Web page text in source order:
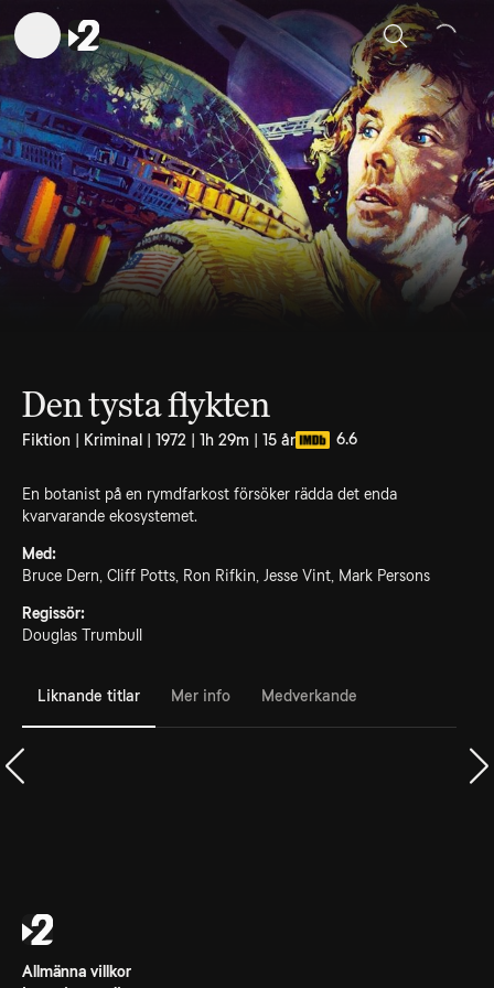
Sök
Den tysta flykten
Fiktion | Kriminal | 1972 | 1h 29m | 15 år 6.6
En botanist på en rymdfarkost försöker rädda det enda
kvarvarande ekosystemet.
Med:
Bruce Dern, Cliff Potts, Ron Rifkin, Jesse Vint, Mark Persons
Regissör:
Douglas Trumbull
Liknande titlar Mer info Medverkande
Allmänna villkor